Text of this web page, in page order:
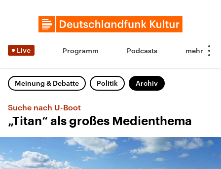
Live Programm Podcasts
Meinung & Debatte Politik Archiv
Suche nach U-Boot
„Titan“ als großes Medienthema